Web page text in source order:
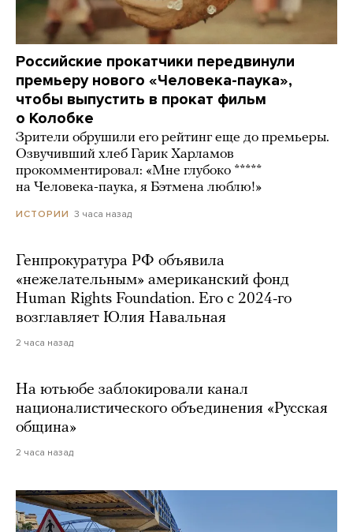
Российские прокатчики передвинули
премьеру нового «Человека-паука»,
чтобы выпустить в прокат фильм
о Колобке
Зрители обрушили его рейтинг еще до премьеры.
Озвучивший хлеб Гарик Харламов
прокомментировал: «Мне глубоко *****
на Человека-паука, я Бэтмена люблю!»
ИСТОРИИ 3 часа назад
Генпрокуратура РФ объявила
«нежелательным» американский фонд
Human Rights Foundation. Его с 2024-го
возглавляет Юлия Навальная
2 часа назад
На ютьюбе заблокировали канал
националистического объединения «Русская
община»
2 часа назад